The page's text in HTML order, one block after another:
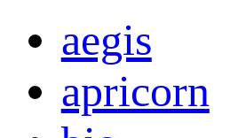
aegis
apricorn